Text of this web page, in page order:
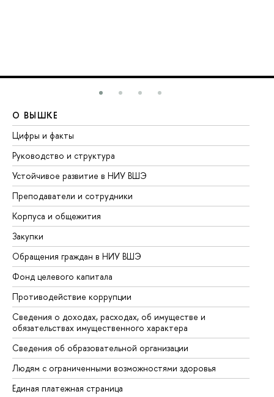
О ВЫШКЕ
Цифры и факты
Руководство и структура
Устойчивое развитие в НИУ ВШЭ
Преподаватели и сотрудники
Корпуса и общежития
Закупки
Обращения граждан в НИУ ВШЭ
Фонд целевого капитала
Противодействие коррупции
Сведения о доходах, расходах, об имуществе и
обязательствах имущественного характера
Сведения об образовательной организации
Людям с ограниченными возможностями здоровья
Единая платежная страница